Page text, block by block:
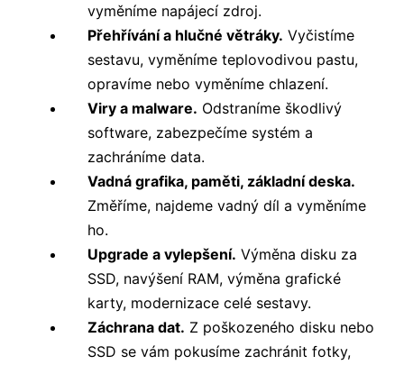
vyměníme napájecí zdroj.
Přehřívání a hlučné větráky. Vyčistíme
sestavu, vyměníme teplovodivou pastu,
opravíme nebo vyměníme chlazení.
Viry a malware. Odstraníme škodlivý
software, zabezpečíme systém a
zachráníme data.
Vadná grafika, paměti, základní deska.
Změříme, najdeme vadný díl a vyměníme
ho.
Upgrade a vylepšení. Výměna disku za
SSD, navýšení RAM, výměna grafické
karty, modernizace celé sestavy.
Záchrana dat. Z poškozeného disku nebo
SSD se vám pokusíme zachránit fotky,